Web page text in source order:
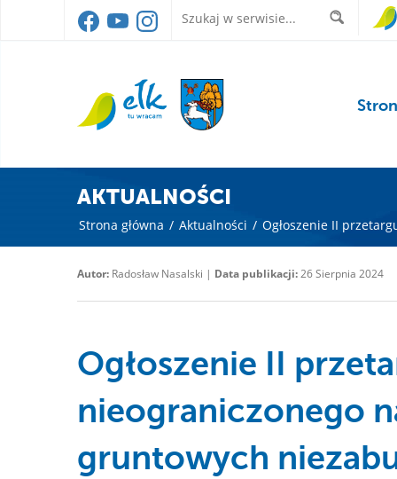
AKTUALNOŚCI
Strona główna / Aktualności / Ogłoszenie II
Autor: Radosław Nasalski | Data publikacji:26 Sierpnia 2024
Ogłoszenie II
nieograniczonego
gruntowych